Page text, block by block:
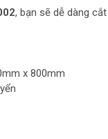
, bạn sẽ dễ dàng
x 800mm